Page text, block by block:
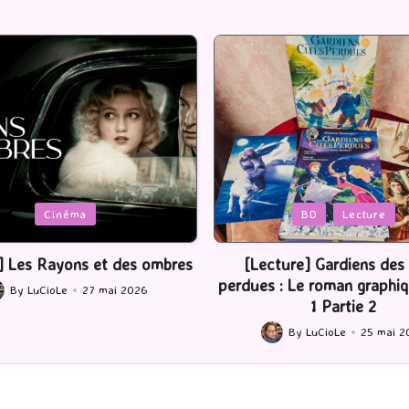
BD Lecture
Gardiens des cités
: Le roman graphique Tome
Posted
in
Serie Tv USA
[Série TV] The Madison :
by
By LuCioLe 22 mai